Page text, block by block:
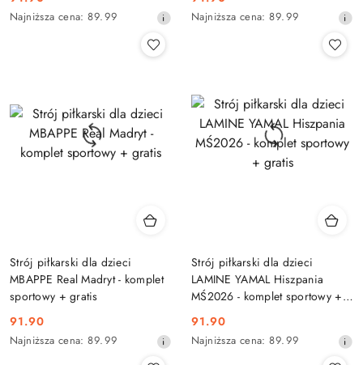
Cena
promocyjna:
Najniższa
obniżką
Najniższa cena: 89.99
Cena
promocyjna:
Najniższa
obniżką
Najniższa cena: 89.99
Strój piłkarski dla dzieci
MBAPPE Real Madryt - komplet
sportowy + gratis
Cena
promocyjna:
91.90
Najniższa
Najniższa cena: 89.99
Strój piłkarski dla dzieci
LAMINE YAMAL Hiszpania
MŚ2026 - komplet sportowy +
gratis
Cena
promocyjna:
91.90
Najniższa
Najniższa cena: 89.99